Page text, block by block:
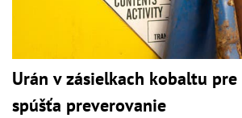
Urán v zásielkach kobaltu pre
spúšťa preverovanie